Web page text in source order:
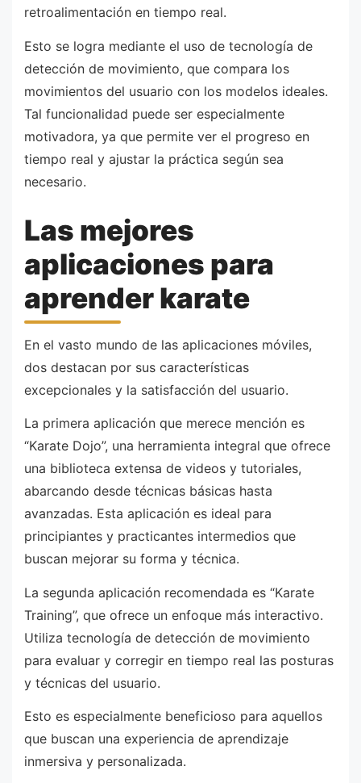
retroalimentación en tiempo real.
Esto se logra mediante el uso de tecnología de
detección de movimiento, que compara los
movimientos del usuario con los modelos ideales.
Tal funcionalidad puede ser especialmente
motivadora, ya que permite ver el progreso en
tiempo real y ajustar la práctica según sea
necesario.
Las mejores
aplicaciones para
aprender karate
En el vasto mundo de las aplicaciones móviles,
dos destacan por sus características
excepcionales y la satisfacción del usuario.
La primera aplicación que merece mención es
“Karate Dojo”, una herramienta integral que ofrece
una biblioteca extensa de videos y tutoriales,
abarcando desde técnicas básicas hasta
avanzadas. Esta aplicación es ideal para
principiantes y practicantes intermedios que
buscan mejorar su forma y técnica.
La segunda aplicación recomendada es “Karate
Training”, que ofrece un enfoque más interactivo.
Utiliza tecnología de detección de movimiento
para evaluar y corregir en tiempo real las posturas
y técnicas del usuario.
Esto es especialmente beneficioso para aquellos
que buscan una experiencia de aprendizaje
inmersiva y personalizada.